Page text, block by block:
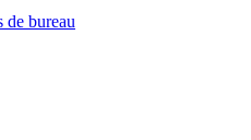
de bureau